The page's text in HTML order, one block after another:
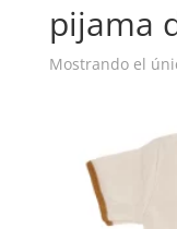
pijama
Mostrando el